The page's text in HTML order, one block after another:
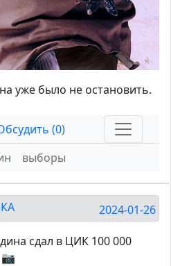
уже было не остановить.
(0)
выборы
2024-01-26
сдал в ЦИК 100 000